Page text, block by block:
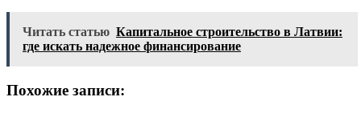
Читать статью Капитальное строительство в Латвии:
где искать надежное финансирование
Похожие записи: